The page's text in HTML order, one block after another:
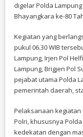
digelar Polda
Bhayangkara ke-80
Kegiatan yang
pukul 06.30 WIB
Lampung, Irjen Pol
Lampung, Brigjen Pol
pejabat utama Polda
pemerintah daerah,
Pelaksanaan
Polri, khususnya
kedekatan dengan